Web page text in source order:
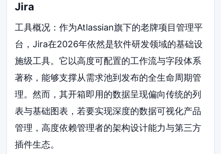
Jira
工具概况：作为Atlassian旗下的老牌项目管理平
台，Jira在2026年依然是软件研发领域的基础设
施级工具。它以高度可配置的工作流与字段体系
著称，能够支撑从需求池到发布的全生命周期管
理。然而，其开箱即用的数据呈现偏向传统的列
表与基础图表，若要实现深度的数据可视化产品
管理，高度依赖管理者的架构设计能力与第三方
插件生态。